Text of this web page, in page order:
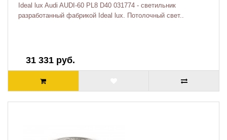
Ideal lux Audi AUDI-60 PL8 D40 031774 - светильник
разработанный фабрикой Ideal lux. Потолочный свет..
31 331 руб.